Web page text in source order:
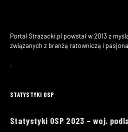
Portal Strażacki.pl powstał w 2013 z
związanych z branżą ratowniczą i
STATYSTYKI OSP
Statystyki OSP 2023 – woj.